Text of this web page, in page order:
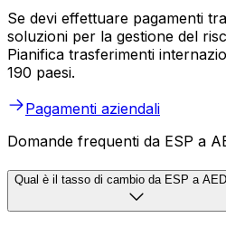
Se devi effettuare pagamenti
soluzioni per la gestione del
Pianifica trasferimenti
190 paesi.
Pagamenti aziendali
Domande frequenti da ESP a
Qual è il tasso di cambio da ESP a